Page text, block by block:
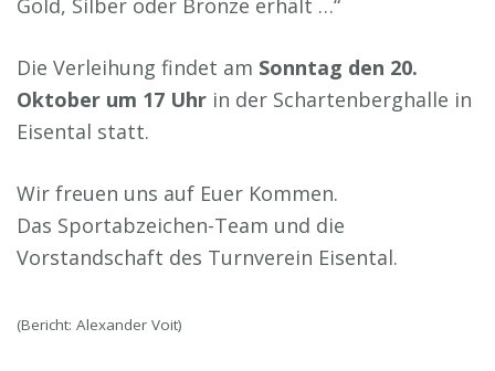
Gold, Silber oder Bronze erhält …“
Die Verleihung findet am Sonntag den 20.
Oktober um 17 Uhr in der Schartenberghalle in
Eisental statt.
Wir freuen uns auf Euer Kommen.
Das Sportabzeichen-Team und die
Vorstandschaft des Turnverein Eisental.
(Bericht: Alexander Voit)